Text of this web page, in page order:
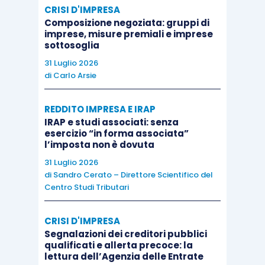
del contendere (2012
2008/6/CE imponeva già al legislatore
l’eliminazione di qualsiasi diritto esclusivo o
specialea determinati operatori del servizio
Sezioni Unite, con le già richiamate sentenze,
hanno quindi affermato il seguenteprincipio di
: “In tema di notificazione di atti processuali,
posto che nel quadro giuridico novellato dalla
Direttiva n. 2008/6/CE del Parlamento e del
Consiglio del 20 febbraio 2008è prevista la
possibilità per gli operatori postali di
giudiziari, a meno che lo Stato non evidenzi e
dimostri la giustificazione oggettiva ostativa
CRISI D'IMPRESA
Composizione negoziata: gruppi di
imprese, misure premiali e imprese
sottosoglia
31 Luglio 2026
di Carlo Arsie
REDDITO IMPRESA E IRAP
IRAP e studi associati: senza
esercizio “in forma associata”
l’imposta non è dovuta
31 Luglio 2026
di Sandro Cerato – Direttore Scientifico del
Centro Studi Tributari
CRISI D'IMPRESA
Segnalazioni dei creditori pubblici
qualificati e allerta precoce: la
lettura dell’Agenzia delle Entrate